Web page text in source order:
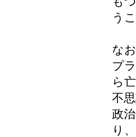
う
な
プ
ら
不
政
り